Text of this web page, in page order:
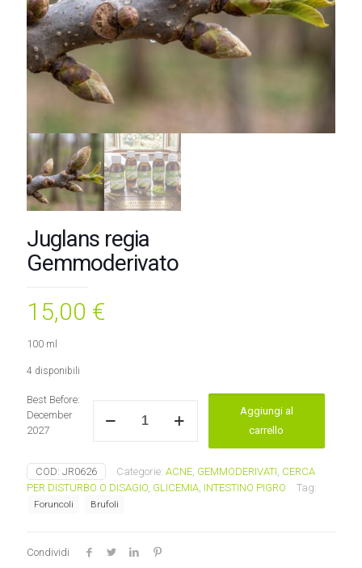
Juglans regia
Gemmoderivato
15,00 €
100 ml
4 disponibili
Best Before:
December
2027
regia
Aggiungi al
carrello
COD: JR0626 Categorie: ACNE GEMMODERIVATI CERCA
PER DISTURBO O DISAGIO GLICEMIA INTESTINO PIGRO Tag:
Foruncoli Brufoli
Condividi